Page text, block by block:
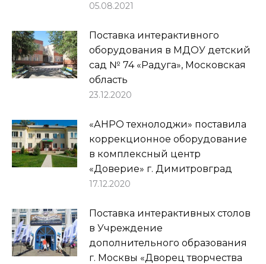
05.08.2021
Поставка интерактивного
оборудования в МДОУ детский
сад № 74 «Радуга», Московская
область
23.12.2020
«АНРО технолоджи» поставила
коррекционное оборудование
в комплексный центр
«Доверие» г. Димитровград
17.12.2020
Поставка интерактивных столов
в Учреждение
дополнительного образования
г. Москвы «Дворец творчества